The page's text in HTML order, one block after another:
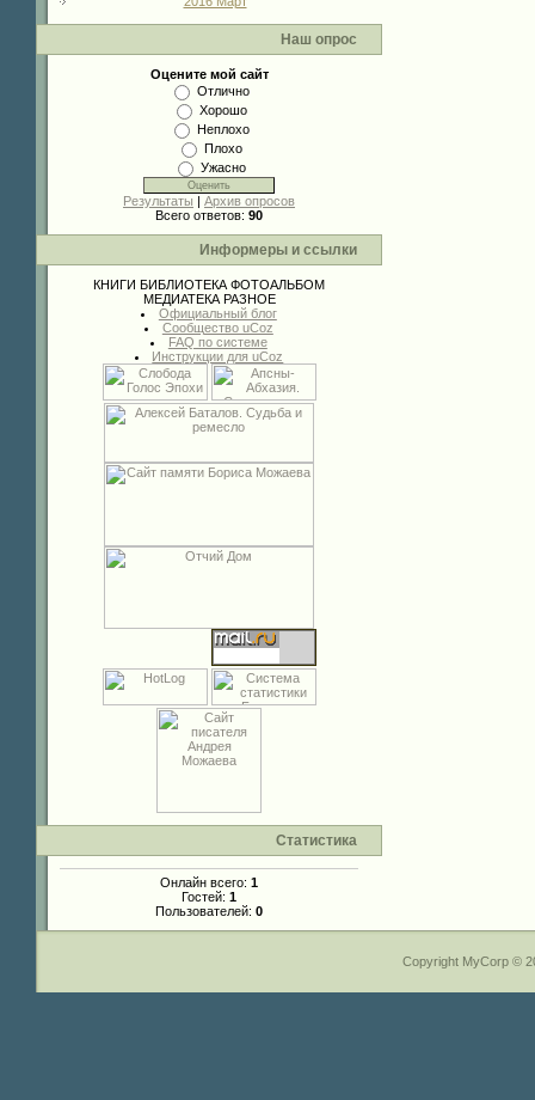
Наш опрос
Оцените мой сайт
Отлично
Хорошо
Неплохо
Плохо
Ужасно
Результаты | Архив опросов
Всего ответов: 90
Информеры и ссылки
КНИГИ БИБЛИОТЕКА ФОТОАЛЬБОМ
МЕДИАТЕКА РАЗНОЕ
Официальный блог
Сообщество uCoz
FAQ по системе
Инструкции для uCoz
Статистика
Онлайн всего: 1
Гостей: 1
Пользователей: 0
Copyright MyCorp ©